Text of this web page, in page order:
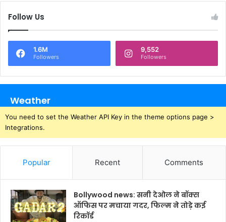
Follow Us
1.6M
Followers
9,552
Followers
Weather
You need to set the Weather API Key in the theme options page >
Integrations.
Popular Recent Comments
Bollywood news: सनी देओल ने बॉक्स
ऑफिस पर मचाया गदर, फिल्म ने तोड़े कई
रिकॉर्ड